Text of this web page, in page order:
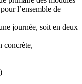
l’ensemble de
journée, soit en deux
concrète,